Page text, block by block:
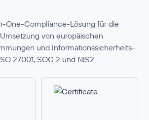
One-Compliance-Lösung für die
von europäischen
und Informationssicherheits-
27001, SOC 2 und NIS2.